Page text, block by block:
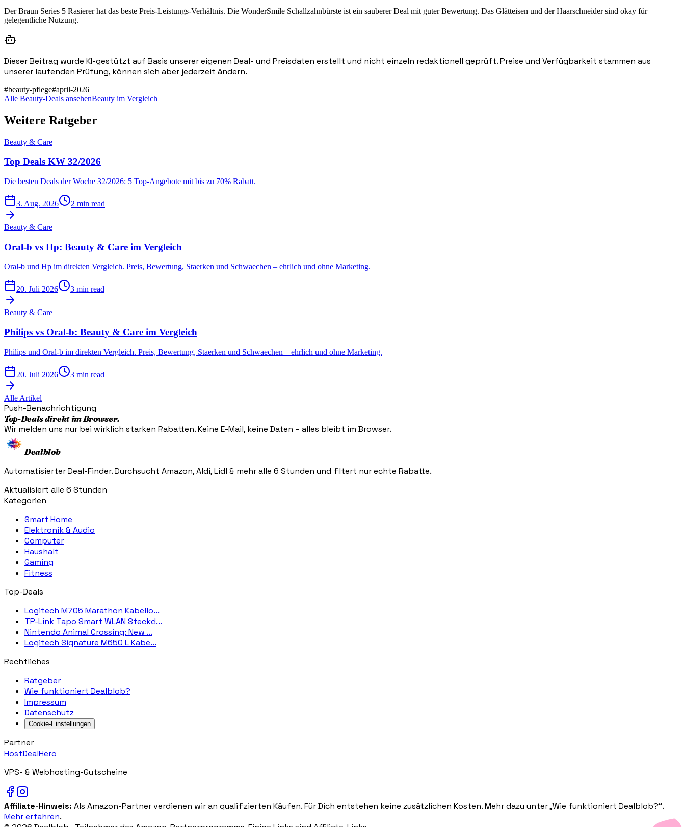
Der Braun Series 5 Rasierer hat das beste Preis-Leistungs-Verhältnis. Die WonderSmile Schallzahnbürste ist ein sauberer Deal mit guter Bewertung. Das Glätteisen und der Haarschneider sind okay für
gelegentliche Nutzung.
Dieser Beitrag wurde KI-gestützt auf Basis unserer eigenen Deal- und Preisdaten erstellt und nicht einzeln redaktionell geprüft. Preise und Verfügbarkeit stammen aus
unserer laufenden Prüfung, können sich aber jederzeit ändern.
#beauty-pflege#april-2026
Alle Beauty-Deals ansehenBeauty im Vergleich
Weitere Ratgeber
Beauty & Care
Top Deals KW 32/2026
Die besten Deals der Woche 32/2026: 5 Top-Angebote mit bis zu 70% Rabatt.
3. Aug. 2026 2 min read
Beauty & Care
Oral-b vs Hp: Beauty & Care im Vergleich
Oral-b und Hp im direkten Vergleich. Preis, Bewertung, Staerken und Schwaechen – ehrlich und ohne Marketing.
20. Juli 2026 3 min read
Beauty & Care
Philips vs Oral-b: Beauty & Care im Vergleich
Philips und Oral-b im direkten Vergleich. Preis, Bewertung, Staerken und Schwaechen – ehrlich und ohne Marketing.
20. Juli 2026 3 min read
Alle Artikel
Push-Benachrichtigung
Top-Deals direkt im Browser.
Wir melden uns nur bei wirklich starken Rabatten. Keine E-Mail, keine Daten – alles bleibt im Browser.
Dealblob
Automatisierter Deal-Finder. Durchsucht Amazon, Aldi, Lidl & mehr alle 6 Stunden und filtert nur echte Rabatte.
Aktualisiert alle 6 Stunden
Kategorien
Smart Home
Elektronik & Audio
Computer
Haushalt
Gaming
Fitness
Top-Deals
Logitech M705 Marathon Kabello...
TP-Link Tapo Smart WLAN Steckd...
Nintendo Animal Crossing: New ...
Logitech Signature M650 L Kabe...
Rechtliches
Ratgeber
Wie funktioniert Dealblob?
Impressum
Datenschutz
Cookie-Einstellungen
Partner
HostDealHero
VPS- & Webhosting-Gutscheine
Affiliate-Hinweis: Als Amazon-Partner verdienen wir an qualifizierten Käufen. Für Dich entstehen keine zusätzlichen Kosten. Mehr dazu unter „Wie funktioniert Dealblob?“.
Mehr erfahren.